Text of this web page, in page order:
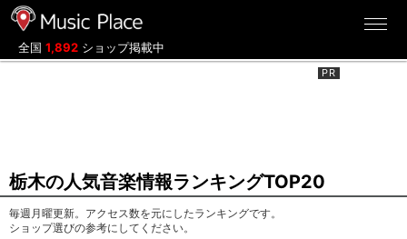
全国 1,892 ショップ掲載中
栃木の人気音楽情報ランキングTOP20
毎週月曜更新。アクセス数を元にしたランキングです。
ショップ選びの参考にしてください。